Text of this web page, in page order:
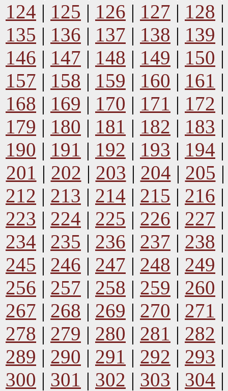
124 | 125 | 126 | 127 | 128
135 | 136 | 137 | 138 | 139
146 | 147 | 148 | 149 | 150
157 | 158 | 159 | 160 | 161
168 | 169 | 170 | 171 | 172
179 | 180 | 181 | 182 | 183
190 | 191 | 192 | 193 | 194
201 | 202 | 203 | 204 | 205
212 | 213 | 214 | 215 | 216
223 | 224 | 225 | 226 | 227
234 | 235 | 236 | 237 | 238
245 | 246 | 247 | 248 | 249
256 | 257 | 258 | 259 | 260
267 | 268 | 269 | 270 | 271
278 | 279 | 280 | 281 | 282
289 | 290 | 291 | 292 | 293
300 | 301 | 302 | 303 | 304